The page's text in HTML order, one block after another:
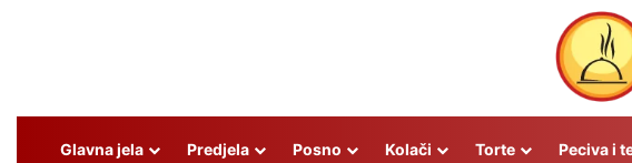
Glavna jela Predjela Posno Kolači Torte Peciva i